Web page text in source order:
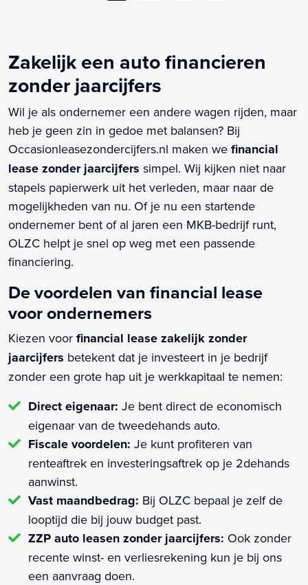
Zakelijk een auto financieren
zonder jaarcijfers
Wil je als ondernemer een andere wagen rijden, maar
heb je geen zin in gedoe met balansen? Bij
Occasionleasezondercijfers.nl maken we financial
lease zonder jaarcijfers simpel. Wij kijken niet naar
stapels papierwerk uit het verleden, maar naar de
mogelijkheden van nu. Of je nu een startende
ondernemer bent of al jaren een MKB-bedrijf runt,
OLZC helpt je snel op weg met een passende
financiering.
De voordelen van financial lease
voor ondernemers
Kiezen voor financial lease zakelijk zonder
jaarcijfers betekent dat je investeert in je bedrijf
zonder een grote hap uit je werkkapitaal te nemen:
Direct eigenaar: Je bent direct de economisch
eigenaar van de tweedehands auto.
Fiscale voordelen: Je kunt profiteren van
renteaftrek en investeringsaftrek op je 2dehands
aanwinst.
Vast maandbedrag: Bij OLZC bepaal je zelf de
looptijd die bij jouw budget past.
ZZP auto leasen zonder jaarcijfers: Ook zonder
recente winst- en verliesrekening kun je bij ons
een aanvraag doen.